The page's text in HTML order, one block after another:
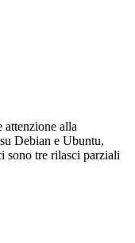
alla
Debian e Ubuntu,
sono tre rilasci parziali